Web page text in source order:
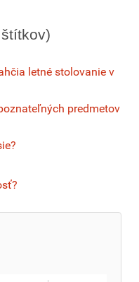
letné stolovanie v
predmetov